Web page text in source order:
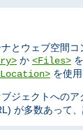
とウェブ空間
か <Files>
を使用
ジェクトへのア
が多数あって